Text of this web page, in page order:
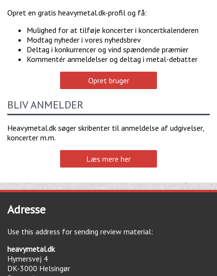
Opret en gratis heavymetal.dk-profil og få:
Mulighed for at tilføje koncerter i koncertkalenderen
Modtag nyheder i vores nyhedsbrev
Deltag i konkurrencer og vind spændende præmier
Kommentér anmeldelser og deltag i metal-debatter
Opret bruger
BLIV ANMELDER
Heavymetal.dk søger skribenter til anmeldelse af udgivelser,
koncerter m.m.
Læs mere her
Adresse
Use this address for sending review material:
heavymetal.dk
Hymersvej 4
DK-3000 Helsingør